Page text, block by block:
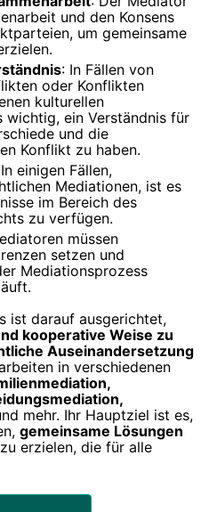
und den Konsens
um gemeinsame
: In Fällen von
oder Konflikten
kulturellen
wichtig, ein Verständnis für
und die
Konflikt zu haben.
einigen Fällen,
Mediationen, ist es
im Bereich des
zu verfügen.
müssen
setzen und
Mediationsprozess
ist darauf ausgerichtet,
kooperative Weise zu
Auseinandersetzung
in verschiedenen
mehr. Ihr Hauptziel ist es,
gemeinsame Lösungen
erzielen, die für alle